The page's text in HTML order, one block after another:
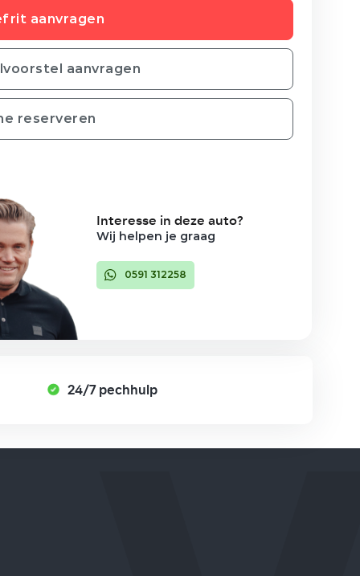
aanvragen
aanvragen
reserveren
Interesse in deze auto?
Wij helpen je graag
0591 312258
24/7 pechhulp